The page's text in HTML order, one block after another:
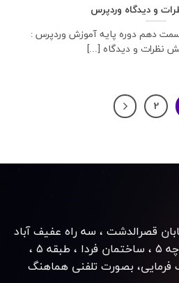
و دیدگاه وردپرس
دهم دوره پایه آموزش وردپرس :
نظرات و دیدگاه [...]
2
قصرالدشت ، سه راه عفیف آباد
، خیابان آوینی ، روبروی کوچه ۵ ، ساختمان فردا ، طبقه ۵ ،
فرمایی، بصورت تلفنی هماهنگ